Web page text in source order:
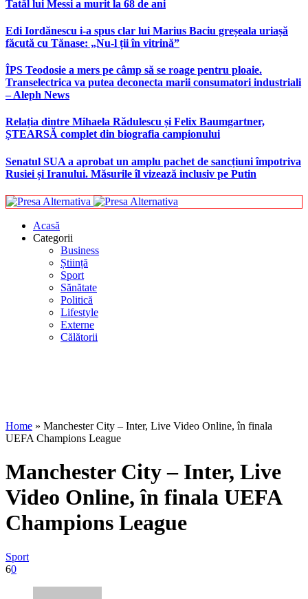
Tatăl lui Messi a murit la 68 de ani
Edi Iordănescu i-a spus clar lui Marius Baciu greșeala uriașă
făcută cu Tănase: „Nu-l ții în vitrină”
ÎPS Teodosie a mers pe câmp să se roage pentru ploaie.
Transelectrica va putea deconecta marii consumatori industriali
– Aleph News
Relația dintre Mihaela Rădulescu și Felix Baumgartner,
ȘTEARSĂ complet din biografia campionului
Senatul SUA a aprobat un amplu pachet de sancțiuni împotriva
Rusiei și Iranului. Măsurile îl vizează inclusiv pe Putin
Acasă
Categorii
Business
Știință
Sport
Sănătate
Politică
Lifestyle
Externe
Călătorii
Home » Manchester City – Inter, Live Video Online, în finala
UEFA Champions League
Manchester City – Inter, Live
Video Online, în finala UEFA
Champions League
Sport
60